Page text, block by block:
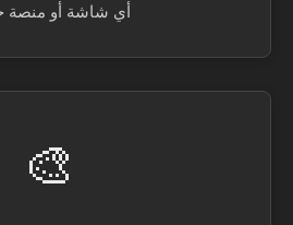
أي شاشة أو منصة
🎨